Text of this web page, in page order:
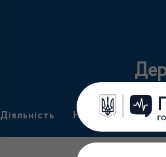
Діяльність Нормативні